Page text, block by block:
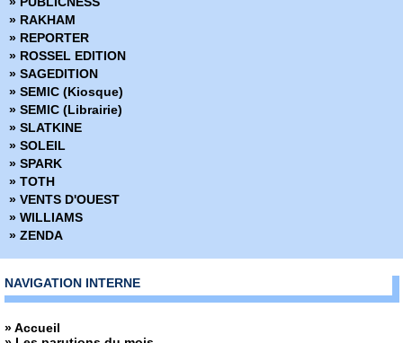
» Down
» Dracula
» Dropsie Avenue
» Duck and Cover
» Dune
» Dust to Dust
» Echo
» Echos graphiques
» Ed Gein Autopsie d'un tueur en série
» Edenwood
» Elektra
» Elektra Saga
» Elephantmen
» Elric - La cité qui rêve
» Excellence
» Extremity
» Fagin le juif
» Farmhand
» RAKHAM
» REPORTER
» ROSSEL EDITION
» SAGEDITION
» SEMIC (Kiosque)
» SEMIC (Librairie)
» SLATKINE
» SOLEIL
» SPARK
» TOTH
» VENTS D'OUEST
» WILLIAMS
» ZENDA
NAVIGATION INTERNE
» Accueil